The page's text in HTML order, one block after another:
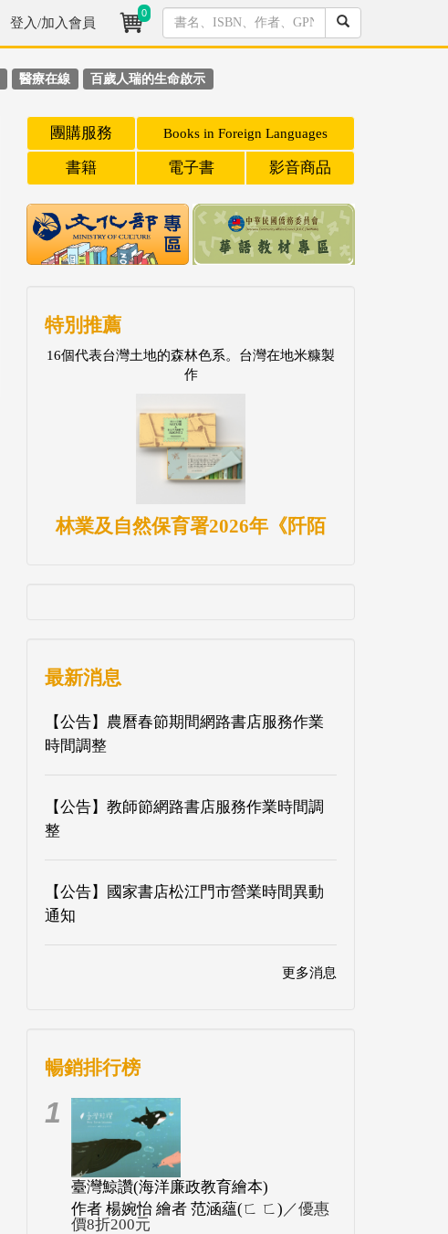
登入/加入會員
0
醫療在線 百歲人瑞的生命啟示
團購服務 Books in Foreign Languages
書籍 電子書 影音商品
特別推薦
16個代表台灣土地的森林色系。台灣在地米糠製
作
林業及自然保育署2026年《阡陌
最新消息
【公告】農曆春節期間網路書店服務作業
時間調整
【公告】教師節網路書店服務作業時間調
整
【公告】國家書店松江門市營業時間異動
通知
更多消息
暢銷排行榜
1
臺灣鯨讚(海洋廉政教育繪本)
作者 楊婉怡 繪者 范涵蘊(ㄈ ㄈ) ／優惠
價8折200元